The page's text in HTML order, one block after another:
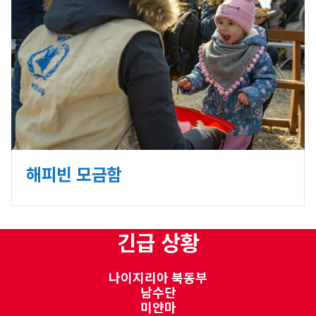
해피빈 모금함
긴급 상황
나이지리아 북동부
남수단
미얀마